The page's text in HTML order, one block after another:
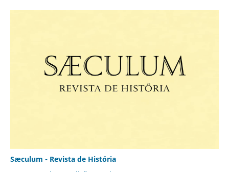
Sæculum - Revista de História